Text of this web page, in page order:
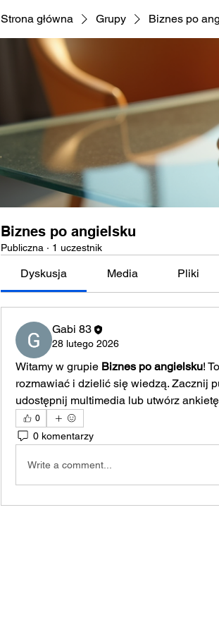
Strona główna Grupy Biznes po
Biznes po angielsku
Publiczna · 1 uczestnik
Dyskusja Media Pliki
Gabi 83
28 lutego 2026
Witamy w grupie Biznes po angielsku!
rozmawiać i dzielić się wiedzą. Zacznij
udostępnij multimedia lub utwórz
0
0 komentarzy
Write a comment...